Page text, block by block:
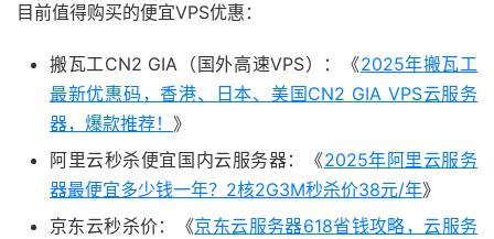
目前值得购买的便宜VPS优惠：
搬瓦工CN2 GIA（国外高速VPS）：《2025年搬瓦工
最新优惠码，香港、日本、美国CN2 GIA VPS云服务
器，爆款推荐！ 》
阿里云秒杀便宜国内云服务器：《2025年阿里云服务
器最便宜多少钱一年？2核2G3M秒杀价38元/年》
京东云秒杀价：《京东云服务器618省钱攻略，云服务